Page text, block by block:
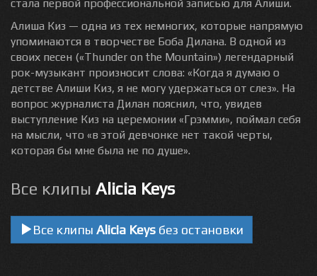
стала первой профессиональной записью для Алиши.
Алиша Киз — одна из тех немногих, которые напрямую
упоминаются в творчестве Боба Дилана. В одной из
своих песен («Thunder on the Mountain») легендарный
рок-музыкант произносит слова: «Когда я думаю о
детстве Алиши Киз, я не могу удержаться от слез». На
вопрос журналиста Дилан пояснил, что, увидев
выступление Киз на церемонии «Грэмми», поймал себя
на мысли, что «в этой девчонке нет такой черты,
которая бы мне была не по душе».
Все клипы Alicia Keys
Все клипы Alicia Keys без остановки